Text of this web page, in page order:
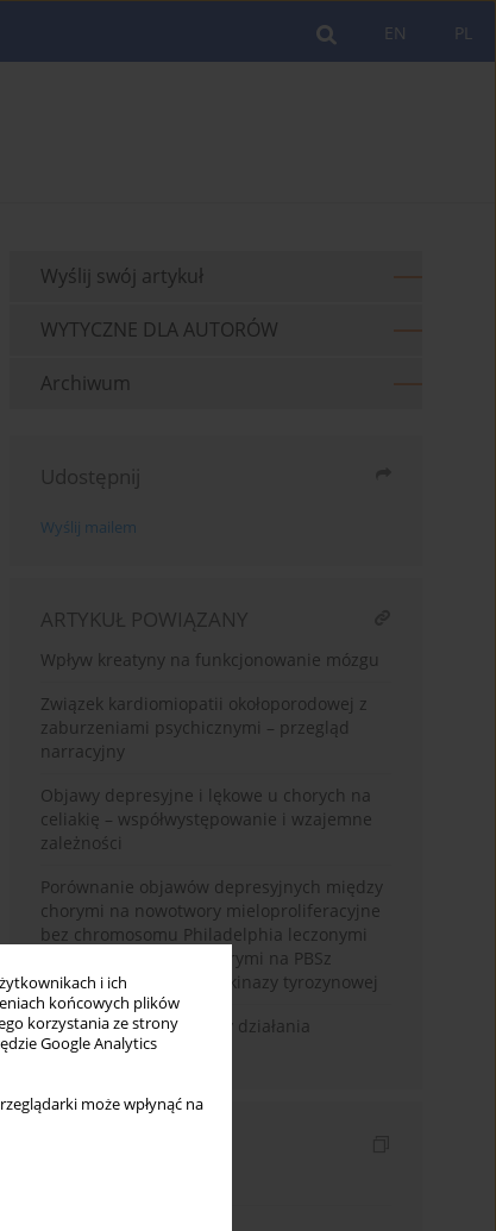
i ich
końcowych plików
korzystania ze strony
Google Analytics
może wpłynąć na
PL
EN
Wyślij swój artykuł
WYTYCZNE DLA AUTORÓW
Archiwum
Udostępnij
Wyślij mailem
ARTYKUŁ POWIĄZANY
Wpływ kreatyny na funkcjonowanie mózgu
Związek kardiomiopatii okołoporodowej z
zaburzeniami psychicznymi – przegląd
narracyjny
Objawy depresyjne i lękowe u chorych na
celiakię – współwystępowanie i wzajemne
zależności
Porównanie objawów depresyjnych między
chorymi na nowotwory mieloproliferacyjne
bez chromosomu Philadelphia leczonymi
interferonem alfa a chorymi na PBSz
leczonymi inhibitorami kinazy tyrozynowej
Ketamina - mechanizmy działania
przeciwdepresyjnego